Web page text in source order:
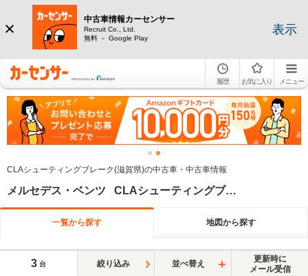
中古車情報カーセンサー
Recruit Co., Ltd.
無料 － Google Play
表示
履歴 お気に入り メニュー
CLAシューティングブレーク(滋賀県)の中古車・中古車情報
メルセデス・ベンツ CLAシューティングブレーク 滋賀県
一覧から探す 地図から探す
3 台 絞り込み 並べ替え
更新時に
メール受信